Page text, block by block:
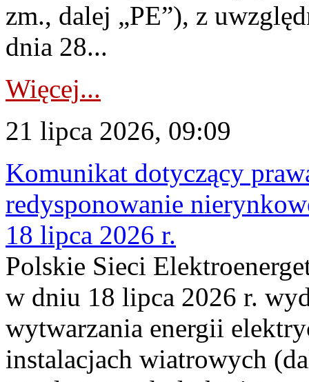
zm., dalej „PE”), z
dnia 28...
Więcej...
21 lipca 2026, 09:09
Komunikat dotyczący
redysponowanie
18 lipca 2026 r.
Polskie Sieci
w dniu 18 lipca 2026 r.
wytwarzania energii
instalacjach wiatrowych